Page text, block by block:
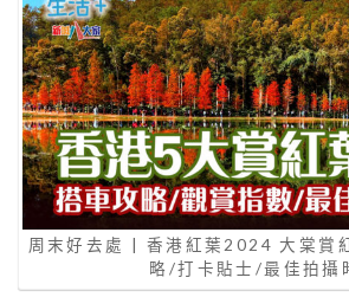
周末好去處 | 香港紅葉2024 大棠賞
略/打卡貼士/最佳拍攝